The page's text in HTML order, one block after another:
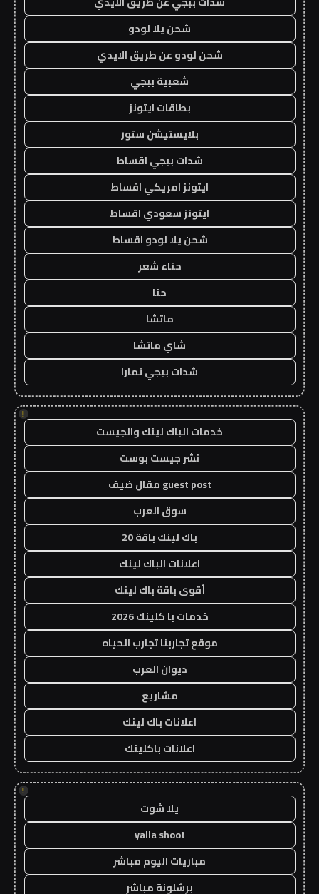
شحن يلا لودو
شحن لودو عن طريق الايدي
شعبية ببجي
بطاقات ايتونز
بلايستيشن ستور
شدات ببجي اقساط
ايتونز امريكي اقساط
ايتونز سعودي اقساط
شحن يلا لودو اقساط
حناء شعر
حنا
ماتشا
شاي ماتشا
شدات ببجي تمارا
!
خدمات الباك لينك والجيست
نشر جيست بوست
guest post مقال ضيف
سوق العرب
باك لينك باقة 20
اعلانات الباك لينك
أقوى باقة باك لينك
خدمات با كلينك 2026
موقع تجاربنا تجارب الحياه
ديوان العرب
مشاريع
اعلانات باك لينك
اعلانات باكلينك
!
يلا شوت
yalla shoot
مباريات اليوم مباشر
برشلونة مباشر